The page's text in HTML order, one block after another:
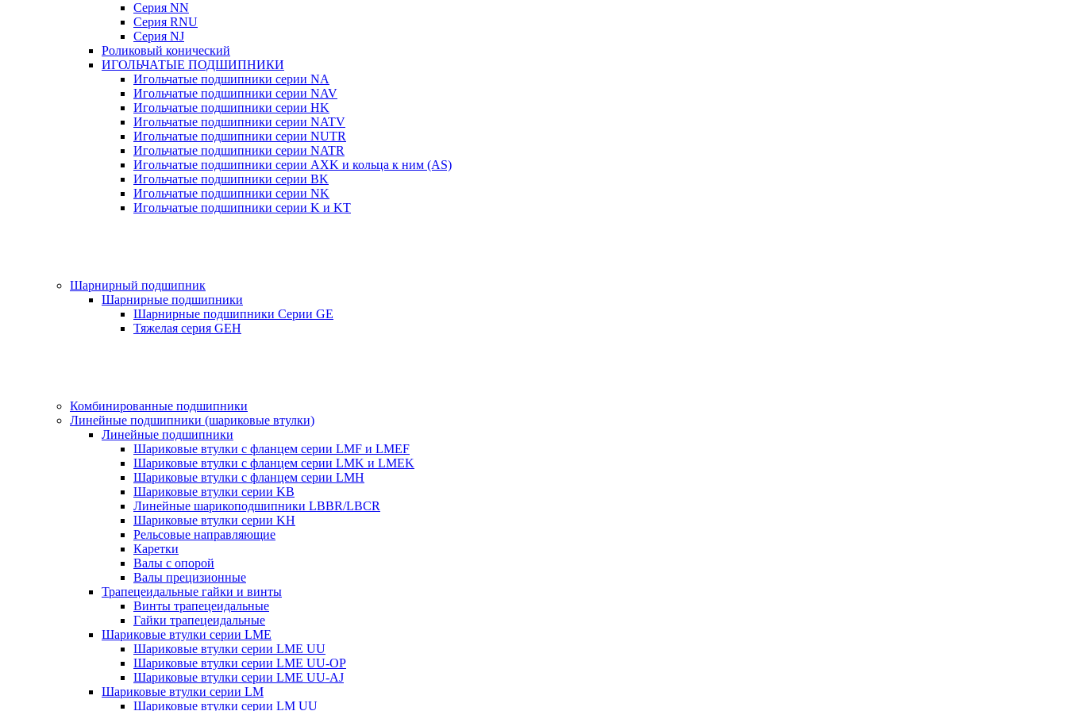
Серия NN
Серия RNU
Серия NJ
Роликовый конический
ИГОЛЬЧАТЫЕ ПОДШИПНИКИ
Игольчатые подшипники серии NA
Игольчатые подшипники серии NAV
Игольчатые подшипники серии HK
Игольчатые подшипники серии NATV
Игольчатые подшипники серии NUTR
Игольчатые подшипники серии NATR
Игольчатые подшипники серии AXK и кольца к ним (AS)
Игольчатые подшипники серии BK
Игольчатые подшипники серии NK
Игольчатые подшипники серии K и KT
Шарнирный подшипник
Шарнирные подшипники
Шарнирные подшипники Серии GE
Тяжелая серия GEH
Комбинированные подшипники
Линейные подшипники (шариковые втулки)
Линейные подшипники
Шариковые втулки с фланцем серии LMF и LMEF
Шариковые втулки с фланцем серии LMK и LMEK
Шариковые втулки с фланцем серии LMH
Шариковые втулки серии KB
Линейные шарикоподшипники LBBR/LBCR
Шариковые втулки серии KH
Рельсовые направляющие
Каретки
Валы с опорой
Валы прецизионные
Трапецеидальные гайки и винты
Винты трапецеидальные
Гайки трапецеидальные
Шариковые втулки серии LME
Шариковые втулки серии LME UU
Шариковые втулки серии LME UU-OP
Шариковые втулки серии LME UU-AJ
Шариковые втулки серии LM
Шариковые втулки серии LM UU